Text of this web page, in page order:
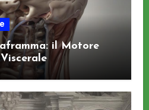
il Motore